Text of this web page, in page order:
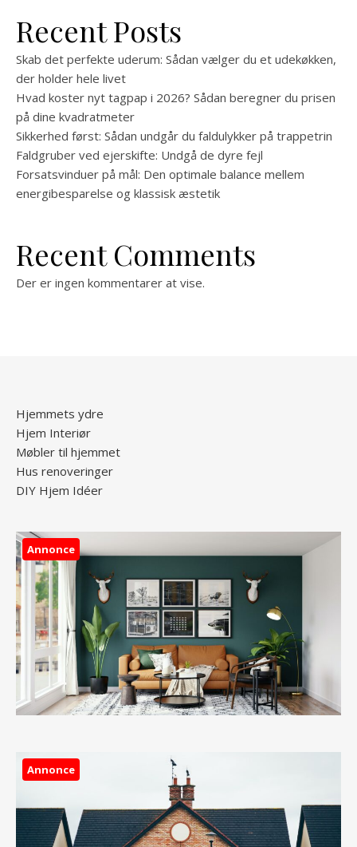
Recent Posts
Skab det perfekte uderum: Sådan vælger du et udekøkken,
der holder hele livet
Hvad koster nyt tagpap i 2026? Sådan beregner du prisen
på dine kvadratmeter
Sikkerhed først: Sådan undgår du faldulykker på trappetrin
Faldgruber ved ejerskifte: Undgå de dyre fejl
Forsatsvinduer på mål: Den optimale balance mellem
energibesparelse og klassisk æstetik
Recent Comments
Der er ingen kommentarer at vise.
Hjemmets ydre
Hjem Interiør
Møbler til hjemmet
Hus renoveringer
DIY Hjem Idéer
Annonce
Annonce